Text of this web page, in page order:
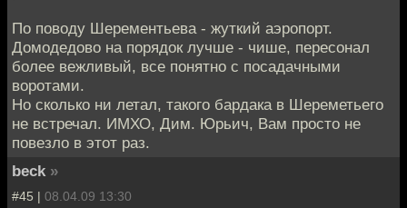
По поводу Шерементьева - жуткий аэропорт.
Домодедово на порядок лучше - чише, пересонал
более вежливый, все понятно с посадачными
воротами.
Но сколько ни летал, такого бардака в Шереметьего
не встречал. ИМХО, Дим. Юрьич, Вам просто не
повезло в этот раз.
beck »
#45 | 08.04.09 13:30